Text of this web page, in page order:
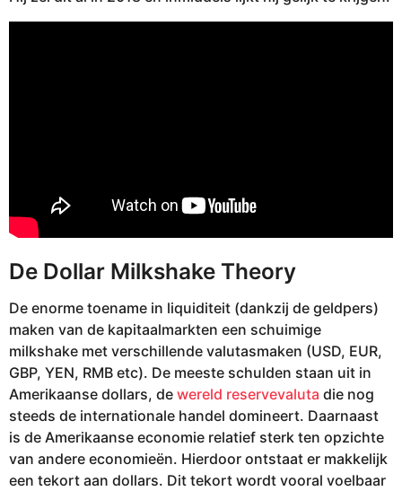
De Dollar Milkshake Theory
De enorme toename in liquiditeit (dankzij de geldpers)
maken van de kapitaalmarkten een schuimige
milkshake met verschillende valutasmaken (USD, EUR,
GBP, YEN, RMB etc). De meeste schulden staan uit in
Amerikaanse dollars, de wereld reservevaluta die nog
steeds de internationale handel domineert. Daarnaast
is de Amerikaanse economie relatief sterk ten opzichte
van andere economieën. Hierdoor ontstaat er makkelijk
een tekort aan dollars. Dit tekort wordt vooral voelbaar